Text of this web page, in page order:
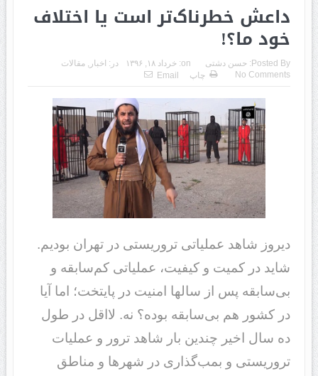
داعش خطرناک‌تر است یا اختلاف
خود ما؟!
Posted By: حسن دشتی on: خرداد ۱۸, ۱۳۹۶ در: اخبار , مقالات
No Comments
چاپ Email
دیروز شاهد عملیاتی تروریستی در تهران بودیم.
شاید در کمیت و کیفیت، عملیاتی کم‌سابقه و
بی‌سابقه پس از سالها امنیت در پایتخت؛ اما آیا
در کشور هم بی‌سابقه بوده؟ نه. لااقل در طول
ده سال اخیر چندین بار شاهد ترور و عملیات
تروریستی و بمب‌گذاری در شهرها و مناطق